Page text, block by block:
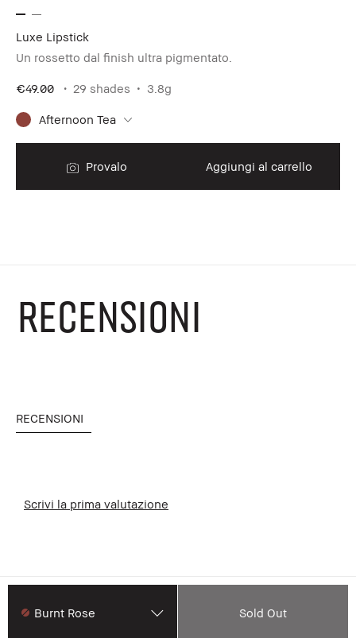
Luxe Lipstick
Un rossetto dal finish ultra pigmentato.
€49.00 29 shades 3.8g
Afternoon Tea
Provalo Aggiungi al carrello
RECENSIONI
RECENSIONI
Scrivi la prima valutazione
Burnt Rose Sold Out